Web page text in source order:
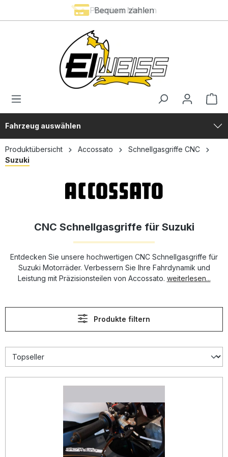
Premium Marken
Bequem zahlen
Fahrzeug auswählen
Produktübersicht Accossato
Schnellgasgriffe CNC
Suzuki
CNC Schnellgasgriffe für Suzuki
Entdecken Sie unsere hochwertigen CNC Schnellgasgriffe für
Suzuki Motorräder. Verbessern Sie Ihre Fahrdynamik und
Leistung mit Präzisionsteilen von Accossato. weiterlesen...
Produkte filtern